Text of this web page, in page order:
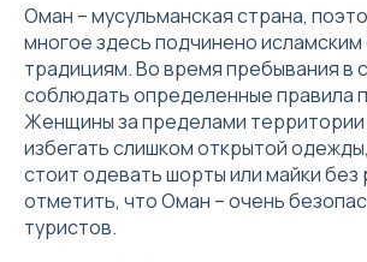
Оман – мусульманская страна,
многое здесь подчинено
традициям. Во время пребывания в
соблюдать определенные правила
Женщины за пределами
избегать слишком открытой
стоит одевать шорты или майки без
отметить, что Оман – очень
туристов.